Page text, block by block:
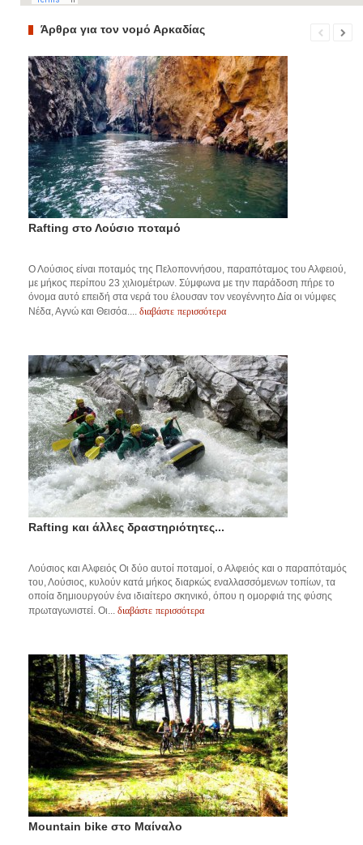
Άρθρα για τον νομό Αρκαδίας
Rafting στο Λούσιο ποταμό
Ο Λούσιος είναι ποταμός της Πελοποννήσου, παραπόταμος του Αλφειού,
με μήκος περίπου 23 χιλιομέτρων. Σύμφωνα με την παράδοση πήρε το
όνομα αυτό επειδή στα νερά του έλουσαν τον νεογέννητο Δία οι νύμφες
Νέδα, Αγνώ και Θεισόα.... διαβάστε περισσότερα
Rafting και άλλες δραστηριότητες...
Λούσιος και Αλφειός Οι δύο αυτοί ποταμοί, ο Αλφειός και ο παραπόταμός
του, Λούσιος, κυλούν κατά μήκος διαρκώς εναλλασσόμενων τοπίων, τα
οποία δημιουργούν ένα ιδιαίτερο σκηνικό, όπου η ομορφιά της φύσης
πρωταγωνιστεί. Οι... διαβάστε περισσότερα
Mountain bike στο Μαίναλο